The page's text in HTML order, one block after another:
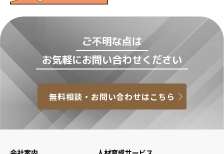
ご不明な点は
お気軽にお問い合わせください
無料相談・お問い合わせはこちら